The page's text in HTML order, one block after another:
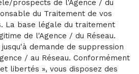
prospects de l'Agence / du
du Traitement de vos
La base légale du traitement
de l'Agence / du Réseau.
demande de suppression
/ au Réseau. Conformément
libertés », vous disposez des